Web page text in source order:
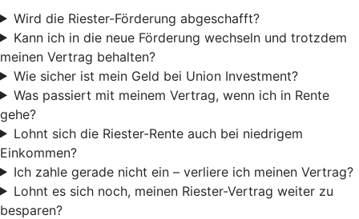
Wird die Riester-Förderung abgeschafft?
Kann ich in die neue Förderung wechseln und trotzdem
meinen Vertrag behalten?
Wie sicher ist mein Geld bei Union Investment?
Was passiert mit meinem Vertrag, wenn ich in Rente
gehe?
Lohnt sich die Riester-Rente auch bei niedrigem
Einkommen?
Ich zahle gerade nicht ein – verliere ich meinen Vertrag?
Lohnt es sich noch, meinen Riester-Vertrag weiter zu
besparen?